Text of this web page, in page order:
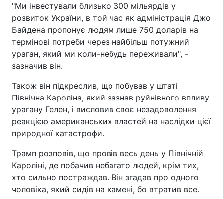
"Ми інвестували близько 300 мільярдів у
розвиток України, в той час як адміністрація Джо
Байдена пропонує людям лише 750 доларів на
термінові потреби через найбільш потужний
ураган, який ми коли-небудь переживали", -
зазначив він.
Також він підкреслив, що побував у штаті
Північна Кароліна, який зазнав руйнівного впливу
урагану Гелен, і висловив своє незадоволення
реакцією американських властей на наслідки цієї
природної катастрофи.
Трамп розповів, що провів весь день у Північній
Кароліні, де побачив небагато людей, крім тих,
хто сильно постраждав. Він згадав про одного
чоловіка, який сидів на камені, бо втратив все.